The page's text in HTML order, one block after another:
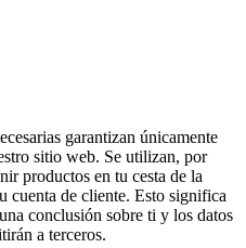
garantizan únicamente
sitio web. Se utilizan, por
productos en tu cesta de la
cuenta de cliente. Esto significa
conclusión sobre ti y los datos
a terceros.